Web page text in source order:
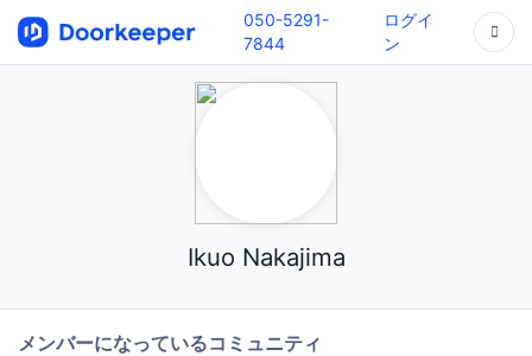
050-5291-
7844
ログイ
ン
Ikuo Nakajima
メンバーになっているコミュニティ